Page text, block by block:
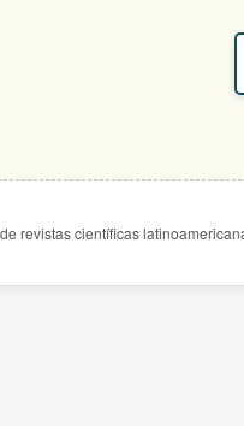
revistas científicas